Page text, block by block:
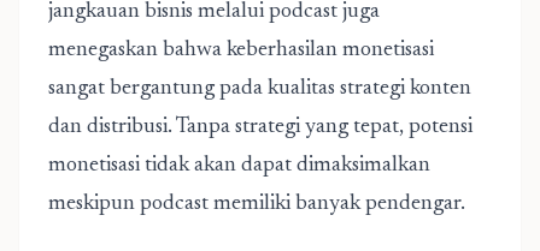
jangkauan bisnis melalui podcast juga
menegaskan bahwa keberhasilan monetisasi
sangat bergantung pada kualitas strategi konten
dan distribusi. Tanpa strategi yang tepat, potensi
monetisasi tidak akan dapat dimaksimalkan
meskipun podcast memiliki banyak pendengar.